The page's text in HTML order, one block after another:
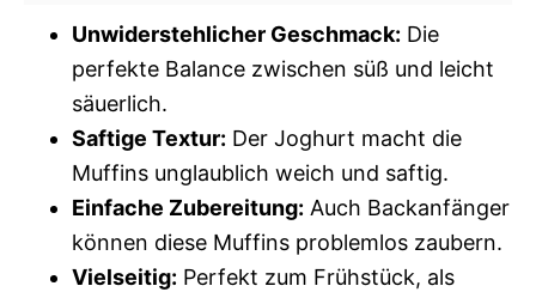
Unwiderstehlicher Geschmack: Die
perfekte Balance zwischen süß und leicht
säuerlich.
Saftige Textur: Der Joghurt macht die
Muffins unglaublich weich und saftig.
Einfache Zubereitung: Auch Backanfänger
können diese Muffins problemlos zaubern.
Vielseitig: Perfekt zum Frühstück, als